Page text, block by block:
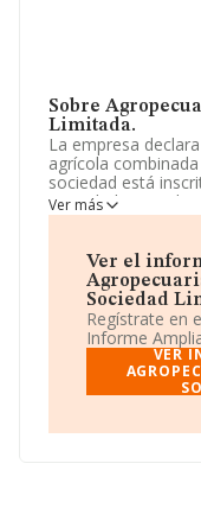
Sobre
Limitada.
La empresa
agrícola
sociedad está
Sociedad Limitada.
ganado ovino y
Su email es
La sociedad
Limitada, con NIF
Camino San
Castilblanco De
hasta 1.264
Ver más
Ver el
Sociedad
Regístrate en
Informe
VER